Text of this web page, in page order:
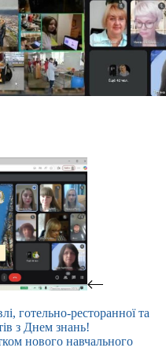
готельно-ресторанної та
з Днем знань!
нового навчального